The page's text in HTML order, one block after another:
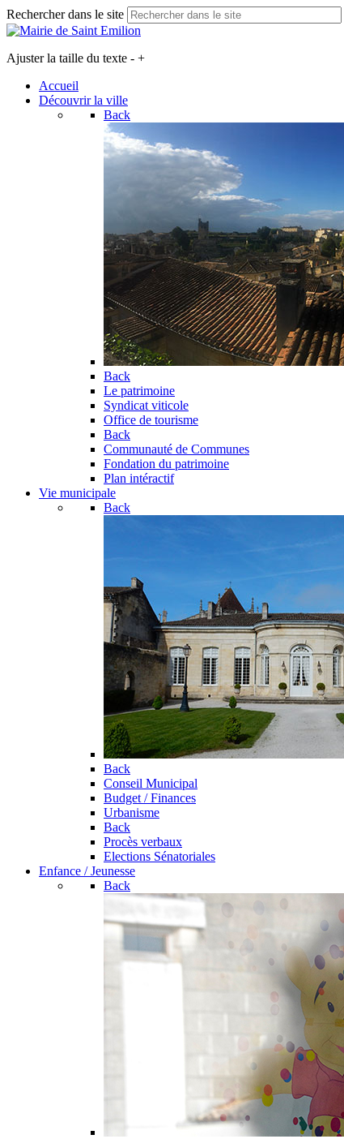
Rechercher dans le site
Ajuster la taille du texte - +
Accueil
Découvrir la ville
Back
Back
Le patrimoine
Syndicat viticole
Office de tourisme
Back
Communauté de Communes
Fondation du patrimoine
Plan intéractif
Vie municipale
Back
Back
Conseil Municipal
Budget / Finances
Urbanisme
Back
Procès verbaux
Elections Sénatoriales
Enfance / Jeunesse
Back